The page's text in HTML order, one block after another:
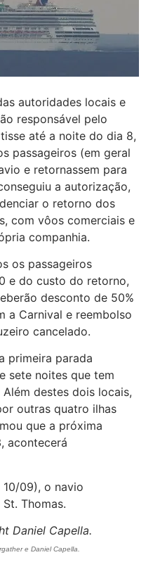
autoridades locais e
responsável pelo
até a noite do dia 8,
passageiros (em geral
e retornassem para
a autorização,
o retorno dos
com vôos comerciais e
companhia.
os passageiros
e do custo do retorno,
desconto de 50%
a Carnival e reembolso
cancelado.
primeira parada
sete noites que tem
destes dois locais,
outras quatro ilhas
que a próxima
acontecerá
09), o navio
Thomas.
Daniel Capella.
e Daniel Capella.